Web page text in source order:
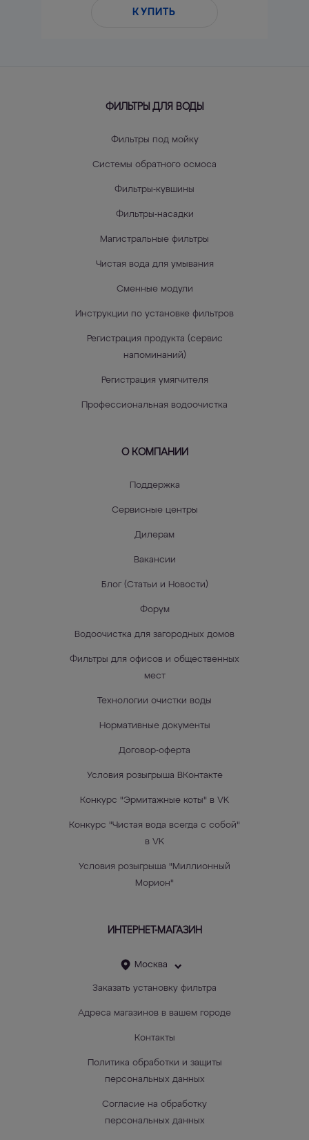
КУПИТЬ
ФИЛЬТРЫ ДЛЯ ВОДЫ
Фильтры под мойку
Системы обратного осмоса
Фильтры-кувшины
Фильтры-насадки
Магистральные фильтры
Чистая вода для умывания
Сменные модули
Инструкции по установке фильтров
Регистрация продукта (сервис
напоминаний)
Регистрация умягчителя
Профессиональная водоочистка
О КОМПАНИИ
Поддержка
Сервисные центры
Дилерам
Вакансии
Блог (Статьи и Новости)
Форум
Водоочистка для загородных домов
Фильтры для офисов и общественных
мест
Технологии очистки воды
Нормативные документы
Договор-оферта
Условия розыгрыша ВКонтакте
Конкурс "Эрмитажные коты" в VK
Конкурс "Чистая вода всегда с собой"
в VK
Условия розыгрыша "Миллионный
Морион"
ИНТЕРНЕТ-МАГАЗИН
Москва
Заказать установку фильтра
Адреса магазинов в вашем городе
Контакты
Политика обработки и защиты
персональных данных
Согласие на обработку
персональных данных